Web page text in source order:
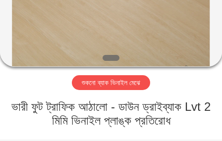
প্রদর্শন
আমাদের
শুকনো ব্যাক ভিনাইল মেঝে
ভারী ফুট ট্রাফিক আঠালো - ডাউন ড্রাইব্যাক Lvt 2
মিমি ভিনাইল প্লাঙ্ক প্রতিরোধ